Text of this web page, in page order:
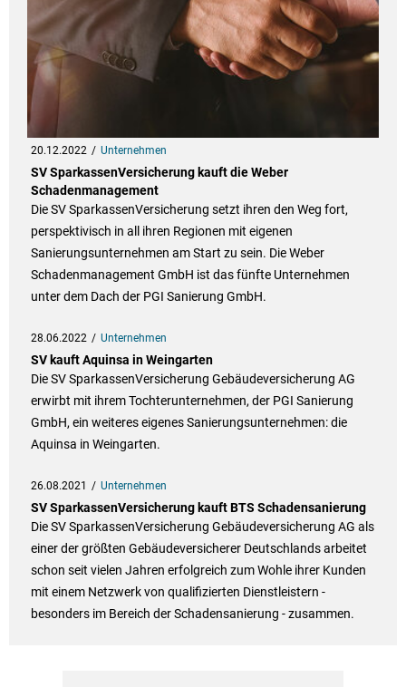
20.12.2022 Unternehmen
SV SparkassenVersicherung kauft die Weber
Schadenmanagement
Die SV SparkassenVersicherung setzt ihren den Weg fort,
perspektivisch in all ihren Regionen mit eigenen
Sanierungsunternehmen am Start zu sein. Die Weber
Schadenmanagement GmbH ist das fünfte Unternehmen
unter dem Dach der PGI Sanierung GmbH.
28.06.2022 Unternehmen
SV kauft Aquinsa in Weingarten
Die SV SparkassenVersicherung Gebäudeversicherung AG
erwirbt mit ihrem Tochterunternehmen, der PGI Sanierung
GmbH, ein weiteres eigenes Sanierungsunternehmen: die
Aquinsa in Weingarten.
26.08.2021 Unternehmen
SV SparkassenVersicherung kauft BTS Schadensanierung
Die SV SparkassenVersicherung Gebäudeversicherung AG als
einer der größten Gebäudeversicherer Deutschlands arbeitet
schon seit vielen Jahren erfolgreich zum Wohle ihrer Kunden
mit einem Netzwerk von qualifizierten Dienstleistern -
besonders im Bereich der Schadensanierung - zusammen.